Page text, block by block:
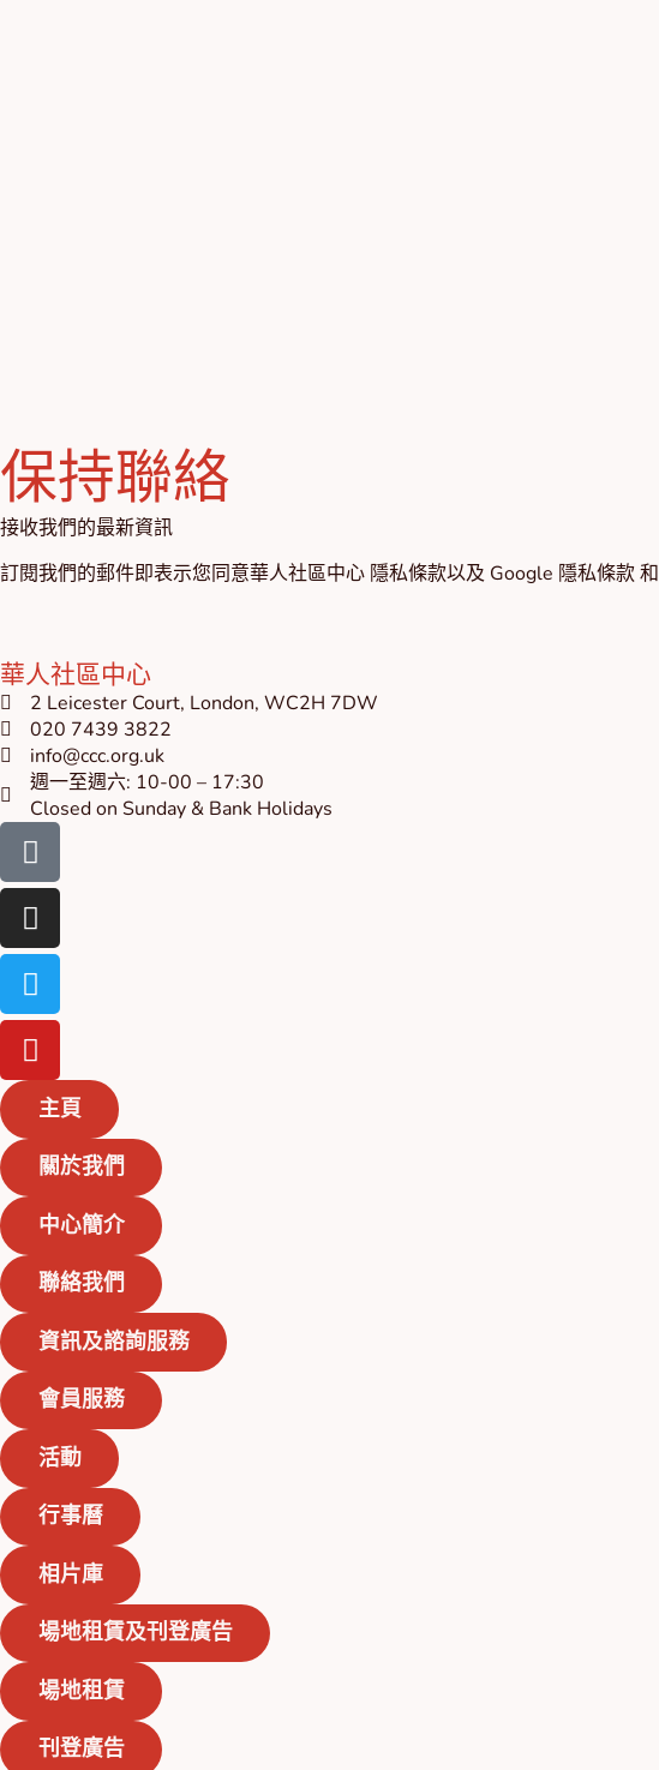
保持聯絡
接收我們的最新資訊
訂閱我們的郵件即表示您同意華人社區中心 隱私條款以及 Google 隱私條款和
華人社區中心
2 Leicester Court, London, WC2H 7DW
020 7439 3822
info@ccc.org.uk
週一至週六: 10-00 – 17:30
Closed on Sunday & Bank Holidays
Facebook-
square
Instagram
Twitter
Youtube
主頁
關於我們
中心簡介
聯絡我們
資訊及諮詢服務
會員服務
活動
行事曆
相片庫
場地租賃及刊登廣告
場地租賃
刊登廣告